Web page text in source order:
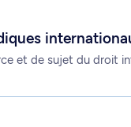
et de sujet du droit